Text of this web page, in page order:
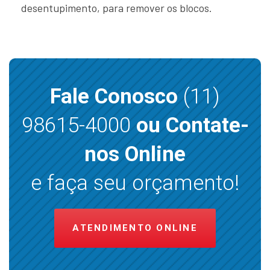
desentupimento, para remover os blocos.
Fale Conosco(11)
98615-4000ou Contate-
nos Online
e faça seu orçamento!
ATENDIMENTO ONLINE